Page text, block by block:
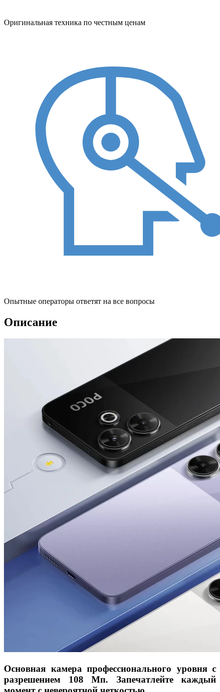
Оригинальная техника по честным ценам
Опытные операторы ответят на все вопросы
Описание
Основная камера профессионального уровня с
разрешением 108 Мп. Запечатлейте каждый